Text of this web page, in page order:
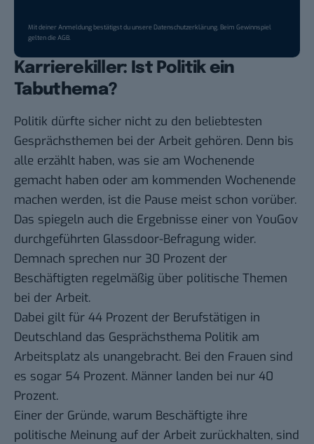
Mit deiner Anmeldung bestätigst du unsereDatenschutzerklärung. Beim Gewinnspiel
gelten dieAGB.
Karrierekiller: Ist Politik ein
Tabuthema?
Politik dürfte sicher nicht zu den beliebtesten
Gesprächsthemen bei der Arbeit gehören. Denn bis
alle erzählt haben, was sie am Wochenende
gemacht haben oder am kommenden Wochenende
machen werden, ist die Pause meist schon vorüber.
Das spiegeln auch die Ergebnisse einer von YouGov
durchgeführten Glassdoor-Befragung wider.
Demnach sprechen nur 30 Prozent der
Beschäftigten regelmäßig über politische Themen
bei der Arbeit.
Dabei gilt für 44 Prozent der Berufstätigen in
Deutschland das Gesprächsthema Politik am
Arbeitsplatz als unangebracht. Bei den Frauen sind
es sogar 54 Prozent. Männer landen bei nur 40
Prozent.
Einer der Gründe, warum Beschäftigte ihre
politische Meinung auf der Arbeit zurückhalten, sind